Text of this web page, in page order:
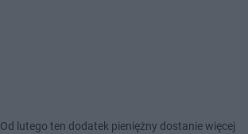
Od lutego ten dodatek pieniężny dostanie więcej